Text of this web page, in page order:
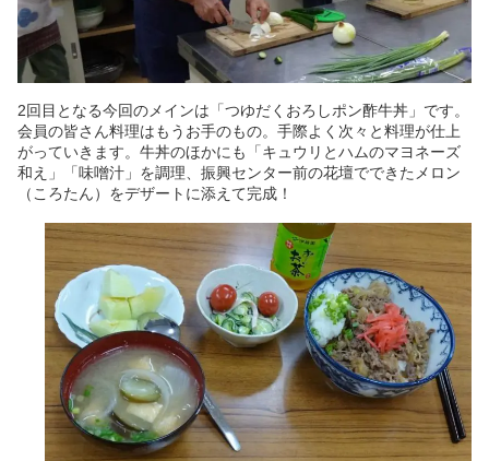
2回目となる今回のメインは「つゆだくおろしポン酢牛丼」です。
会員の皆さん料理はもうお手のもの。手際よく次々と料理が仕上
がっていきます。牛丼のほかにも「キュウリとハムのマヨネーズ
和え」「味噌汁」を調理、振興センター前の花壇でできたメロン
（ころたん）をデザートに添えて完成！